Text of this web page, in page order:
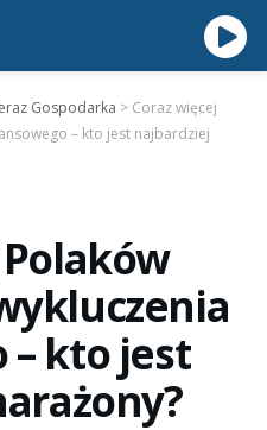
Gospodarka > Coraz więcej
– kto jest najbardziej
kto jest